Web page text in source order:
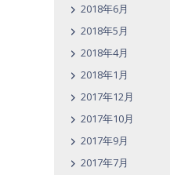
2018年6月
2018年5月
2018年4月
2018年1月
2017年12月
2017年10月
2017年9月
2017年7月